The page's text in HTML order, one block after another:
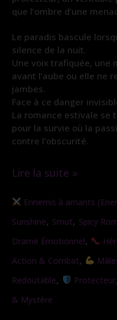
que l’ombre d’une
Le paradis bascule
silence de la nuit.
Une voix trafiquée, une
avant l’aube ou elle ne
jambes.
Face à ce danger
La romance estivale se
pour la survie où la
contre l’obscurité.
Lire la suite »
Ennemis à amants
Sunshine, Smut, Spicy
Drame Émotionnel,
Action & Combat,
Redoutable, Protecteur,
& Mystère